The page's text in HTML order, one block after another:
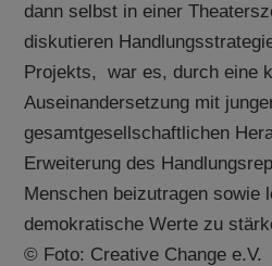
dann selbst in einer
diskutieren
Projekts, war es, durch eine
Auseinandersetzung mit
gesamtgesellschaftlichen
Erweiterung des
Menschen beizutragen sowie
demokratische Werte zu
© Foto: Creative Change e.V.